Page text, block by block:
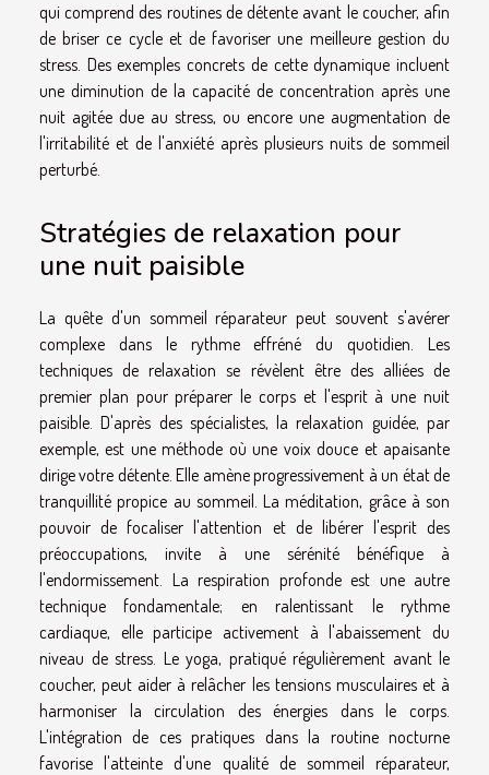
qui comprend des routines de détente avant le coucher, afin
de briser ce cycle et de favoriser une meilleure gestion du
stress. Des exemples concrets de cette dynamique incluent
une diminution de la capacité de concentration après une
nuit agitée due au stress, ou encore une augmentation de
l'irritabilité et de l'anxiété après plusieurs nuits de sommeil
perturbé.
Stratégies de relaxation pour
une nuit paisible
La quête d'un sommeil réparateur peut souvent s'avérer
complexe dans le rythme effréné du quotidien. Les
techniques de relaxation se révèlent être des alliées de
premier plan pour préparer le corps et l'esprit à une nuit
paisible. D'après des spécialistes, la relaxation guidée, par
exemple, est une méthode où une voix douce et apaisante
dirige votre détente. Elle amène progressivement à un état de
tranquillité propice au sommeil. La méditation, grâce à son
pouvoir de focaliser l'attention et de libérer l'esprit des
préoccupations, invite à une sérénité bénéfique à
l'endormissement. La respiration profonde est une autre
technique fondamentale; en ralentissant le rythme
cardiaque, elle participe activement à l'abaissement du
niveau de stress. Le yoga, pratiqué régulièrement avant le
coucher, peut aider à relâcher les tensions musculaires et à
harmoniser la circulation des énergies dans le corps.
L'intégration de ces pratiques dans la routine nocturne
favorise l'atteinte d'une qualité de sommeil réparateur,